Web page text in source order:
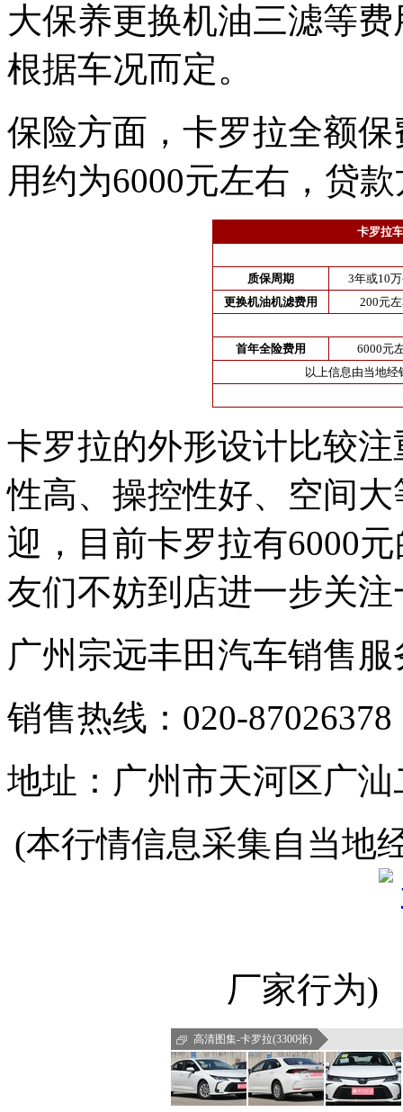
大保养更换机油三滤等
根据车况而定。
保险方面，卡罗拉全额
用约为6000元左右，贷
卡罗拉
质保周期
3年或10
更换机油机滤费用
200元
首年全险费用
6000元
以上信息由当地
卡罗拉的外形设计比较
性高、操控性好、空间
迎，目前卡罗拉有6000
友们不妨到店进一步关注
广州宗远丰田汽车销售
销售热线：020-87026378
地址：广州市天河区广
(本行情信息采集自当地
厂家行为)
高清图集-卡罗拉(3300张)